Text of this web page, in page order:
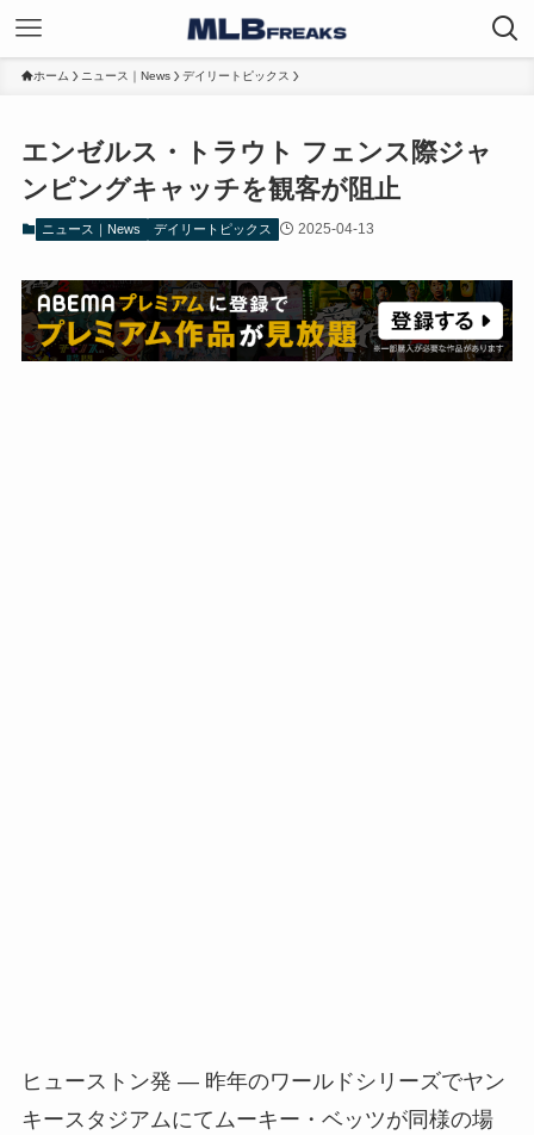
ホーム ニュース｜News デイリートピックス
エンゼルス・トラウト フェンス際ジャ
ンピングキャッチを観客が阻止
ニュース｜News デイリートピックス 2025-04-13
ヒューストン発 — 昨年のワールドシリーズでヤン
キースタジアムにてムーキー・ベッツが同様の場